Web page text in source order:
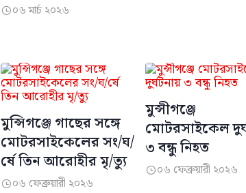
০৬ মার্চ ২০২৬
মুন্সিগঞ্জে গাছের সঙ্গে
মোটরসাইকেলের সং/ঘ/
র্ষে তিন আরোহীর মৃ/ত্যু
০৬ ফেব্রুয়ারী ২০২৬
মুন্সীগঞ্জে
মোটরসাইকেল
৩ বন্ধু নিহত
০৬ ফেব্রুয়ারী ২০২৬